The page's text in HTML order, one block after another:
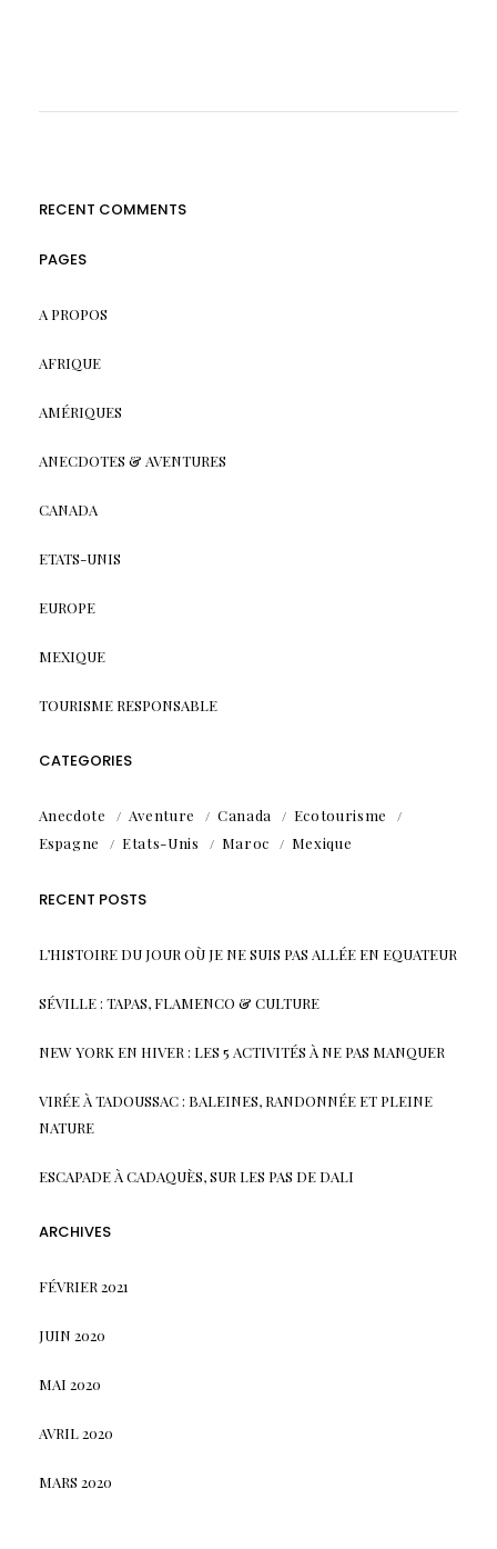
RECENT COMMENTS
PAGES
A PROPOS
AFRIQUE
AMÉRIQUES
ANECDOTES & AVENTURES
CANADA
ETATS-UNIS
EUROPE
MEXIQUE
TOURISME RESPONSABLE
CATEGORIES
Anecdote Aventure Canada
Ecotourisme
Espagne
Etats-Unis Maroc Mexique
RECENT POSTS
L’HISTOIRE DU JOUR OÙ JE NE SUIS PAS ALLÉE EN EQUATEUR
SÉVILLE : TAPAS, FLAMENCO & CULTURE
NEW YORK EN HIVER : LES 5 ACTIVITÉS À NE PAS MANQUER
VIRÉE À TADOUSSAC : BALEINES, RANDONNÉE ET PLEINE
NATURE
ESCAPADE À CADAQUÈS, SUR LES PAS DE DALI
ARCHIVES
FÉVRIER 2021
JUIN 2020
MAI 2020
AVRIL 2020
MARS 2020